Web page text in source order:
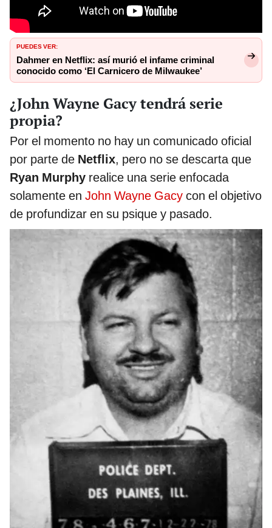
PUEDES VER:
Dahmer en Netflix: así murió el infame criminal
conocido como ‘El Carnicero de Milwaukee’
¿John Wayne Gacy tendrá serie
propia?
Por el momento no hay un comunicado oficial
por parte de Netflix, pero no se descarta que
Ryan Murphy realice una serie enfocada
solamente en John Wayne Gacy con el objetivo
de profundizar en su psique y pasado.